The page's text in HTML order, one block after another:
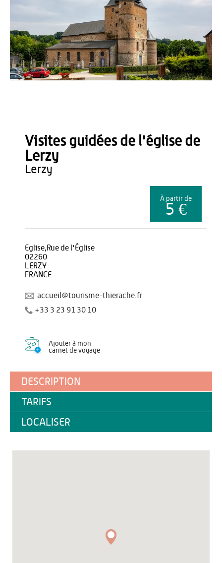
Visites guidées de l'église de
Lerzy
lerzy
À partir de
5 €
Eglise,Rue de l'Église
02260
LERZY
FRANCE
accueil@tourisme-thierache.fr
+33 3 23 91 30 10
Ajouter à mon
carnet de voyage
DESCRIPTION
TARIFS
LOCALISER